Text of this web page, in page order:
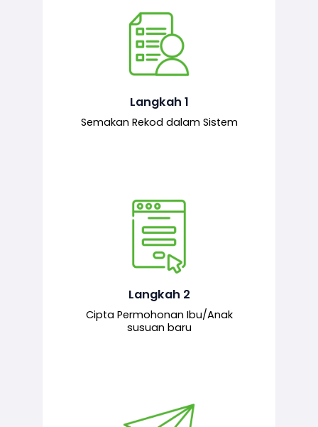
Langkah 1
Semakan Rekod dalam Sistem
Semakan ke atas sejarah permohonan
yang pernah dibuat oleh pemohon,
Langkah 2
Cipta Permohonan Ibu/Anak
susuan baru
Pemohon mengisi borang
permohonan bagi pendaftaran
baharu melalui sistem.